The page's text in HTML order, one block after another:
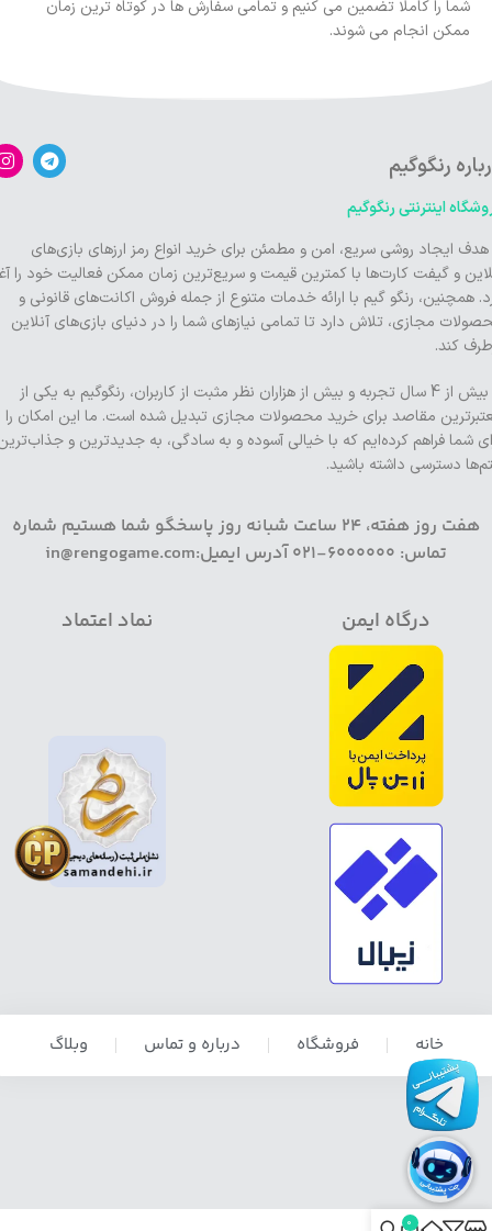
شما را کاملا تضمین می کنیم و تمامی سفارش ها در کوتاه ترین زمان
ممکن انجام می شوند.
رنگوگیم
اینترنتی رنگوگیم
هدف ایجاد روشی سریع، امن و مطمئن برای خرید انواع رمز ارزهای بازی‌های
و گیفت کارت‌ها با کمترین قیمت و سریع‌ترین زمان ممکن فعالیت خود را
همچنین، رنگو گیم با ارائه خدمات متنوع از جمله فروش اکانت‌های قانونی و
مجازی، تلاش دارد تا تمامی نیازهای شما را در دنیای بازی‌های آنلاین
کند.
با بیش از 4 سال تجربه و بیش از هزاران نظر مثبت از کاربران، رنگوگیم به یکی از
مقاصد برای خرید محصولات مجازی تبدیل شده است. ما این امکان را
شما فراهم کرده‌ایم که با خیالی آسوده و به سادگی، به جدیدترین و
دسترسی داشته باشید.
هفت روز هفته، 24 ساعت شبانه روز پاسخگو شما هستیم شماره
تماس: 6000000-021 آدرس ایمیل:in@rengogame.com
درگاه ایمن نماد اعتماد
خانه فروشگاه درباره و تماس وبلاگ
0